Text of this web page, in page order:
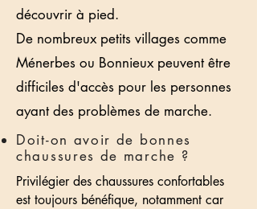
découvrir à pied.
De nombreux petits villages comme
Ménerbes ou Bonnieux peuvent être
difficiles d'accès pour les personnes
ayant des problèmes de marche.
Doit-on avoir de bonnes
chaussures de marche ?
Privilégier des chaussures confortables
est toujours bénéfique, notamment car